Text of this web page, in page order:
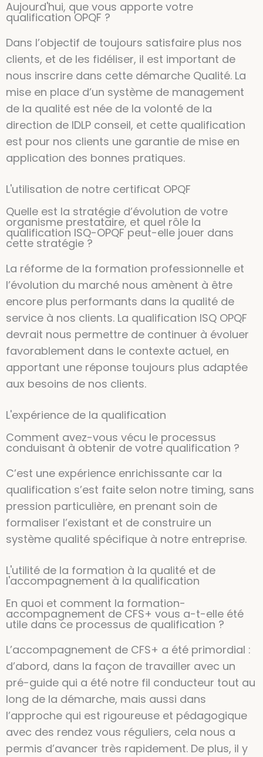
Aujourd'hui, que vous apporte votre
qualification OPQF ?
Dans l’objectif de toujours satisfaire plus nos
clients, et de les fidéliser, il est important de
nous inscrire dans cette démarche Qualité. La
mise en place d’un système de management
de la qualité est née de la volonté de la
direction de IDLP conseil, et cette qualification
est pour nos clients une garantie de mise en
application des bonnes pratiques.
L'utilisation de notre certificat OPQF
Quelle est la stratégie d’évolution de votre
organisme prestataire, et quel rôle la
qualification ISQ-OPQF peut-elle jouer dans
cette stratégie ?
La réforme de la formation professionnelle et
l’évolution du marché nous amènent à être
encore plus performants dans la qualité de
service à nos clients. La qualification ISQ OPQF
devrait nous permettre de continuer à évoluer
favorablement dans le contexte actuel, en
apportant une réponse toujours plus adaptée
aux besoins de nos clients.
L'expérience de la qualification
Comment avez-vous vécu le processus
conduisant à obtenir de votre qualification ?
C’est une expérience enrichissante car la
qualification s’est faite selon notre timing, sans
pression particulière, en prenant soin de
formaliser l’existant et de construire un
système qualité spécifique à notre entreprise.
L'utilité de la formation à la qualité et de
l'accompagnement à la qualification
En quoi et comment la formation-
accompagnement de CFS+ vous a-t-elle été
utile dans ce processus de qualification ?
L’accompagnement de CFS+ a été primordial :
d’abord, dans la façon de travailler avec un
pré-guide qui a été notre fil conducteur tout au
long de la démarche, mais aussi dans
l’approche qui est rigoureuse et pédagogique
avec des rendez vous réguliers, cela nous a
permis d’avancer très rapidement. De plus, il y